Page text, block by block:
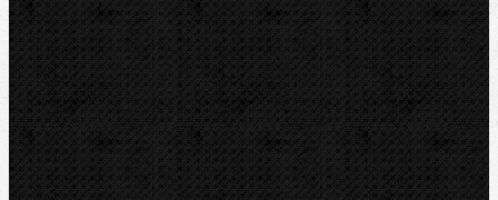
Radiální-Dělící a kabelové kleště
Axiální
Příslušenství
Systém Cats